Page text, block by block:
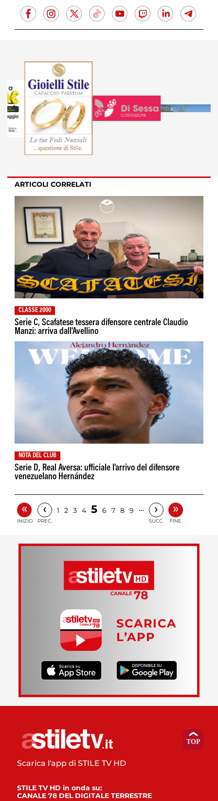
ARTICOLI CORRELATI
CLASSE 2000
Serie C, Scafatese tessera difensore centrale Claudio
Manzi: arriva dall'Avellino
NOTA DEL CLUB
Serie D, Real Aversa: ufficiale l'arrivo del difensore
venezuelano Hernández
«
INIZIO
‹
PREC.
1 2 3 4 5 6 7 8 9 … ›
SUCC.
»
FINE
SCARICA
L’APP
Scarica l'app di STILE TV HD
STILE TV HD in onda su:
CANALE 78 DEL DIGITALE TERRESTRE